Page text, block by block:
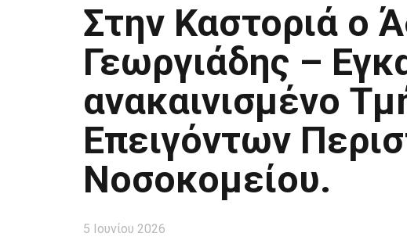
Στην Καστοριά ο
Γεωργιάδης –
ανακαινισμένο
Επειγόντων
Νοσοκομείου.
5 Ιουνίου 2026